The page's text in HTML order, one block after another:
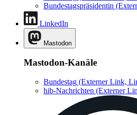
Bundestagspräsidentin
LinkedIn
Mastodon
Mastodon-Kanäle
Bundestag (Externer Link,
hib-Nachrichten (Externer